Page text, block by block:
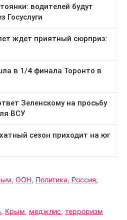
, ООН, Политика, Россия,
, Крым, меджлис, терроризм